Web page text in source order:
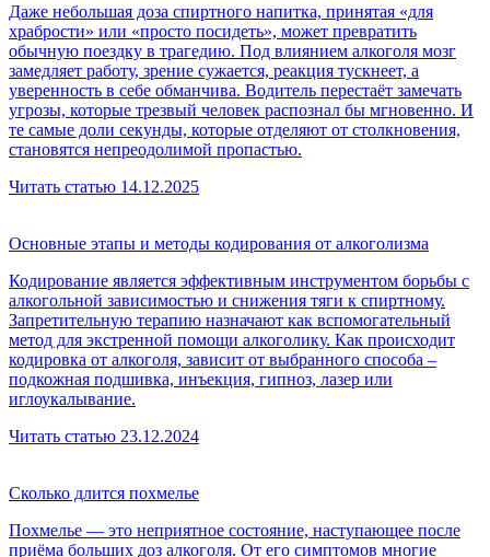
Даже небольшая доза спиртного напитка, принятая «для
храбрости» или «просто посидеть», может превратить
обычную поездку в трагедию. Под влиянием алкоголя мозг
замедляет работу, зрение сужается, реакция тускнеет, а
уверенность в себе обманчива. Водитель перестаёт замечать
угрозы, которые трезвый человек распознал бы мгновенно. И
те самые доли секунды, которые отделяют от столкновения,
становятся непреодолимой пропастью.
Читать статью 14.12.2025
Основные этапы и методы кодирования от алкоголизма
Кодирование является эффективным инструментом борьбы с
алкогольной зависимостью и снижения тяги к спиртному.
Запретительную терапию назначают как вспомогательный
метод для экстренной помощи алкоголику. Как происходит
кодировка от алкоголя, зависит от выбранного способа –
подкожная подшивка, инъекция, гипноз, лазер или
иглоукалывание.
Читать статью 23.12.2024
Сколько длится похмелье
Похмелье — это неприятное состояние, наступающее после
приёма больших доз алкоголя. От его симптомов многие